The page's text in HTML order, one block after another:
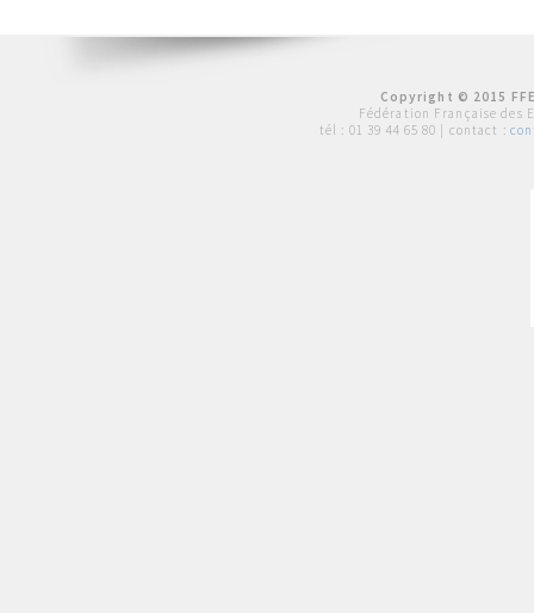
Copyright © 2015
Fédération Française des
tél : 01 39 44 65 80 | contact :